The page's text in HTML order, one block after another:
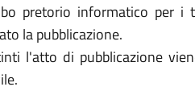
pretorio informatico per i
la pubblicazione.
l'atto di pubblicazione